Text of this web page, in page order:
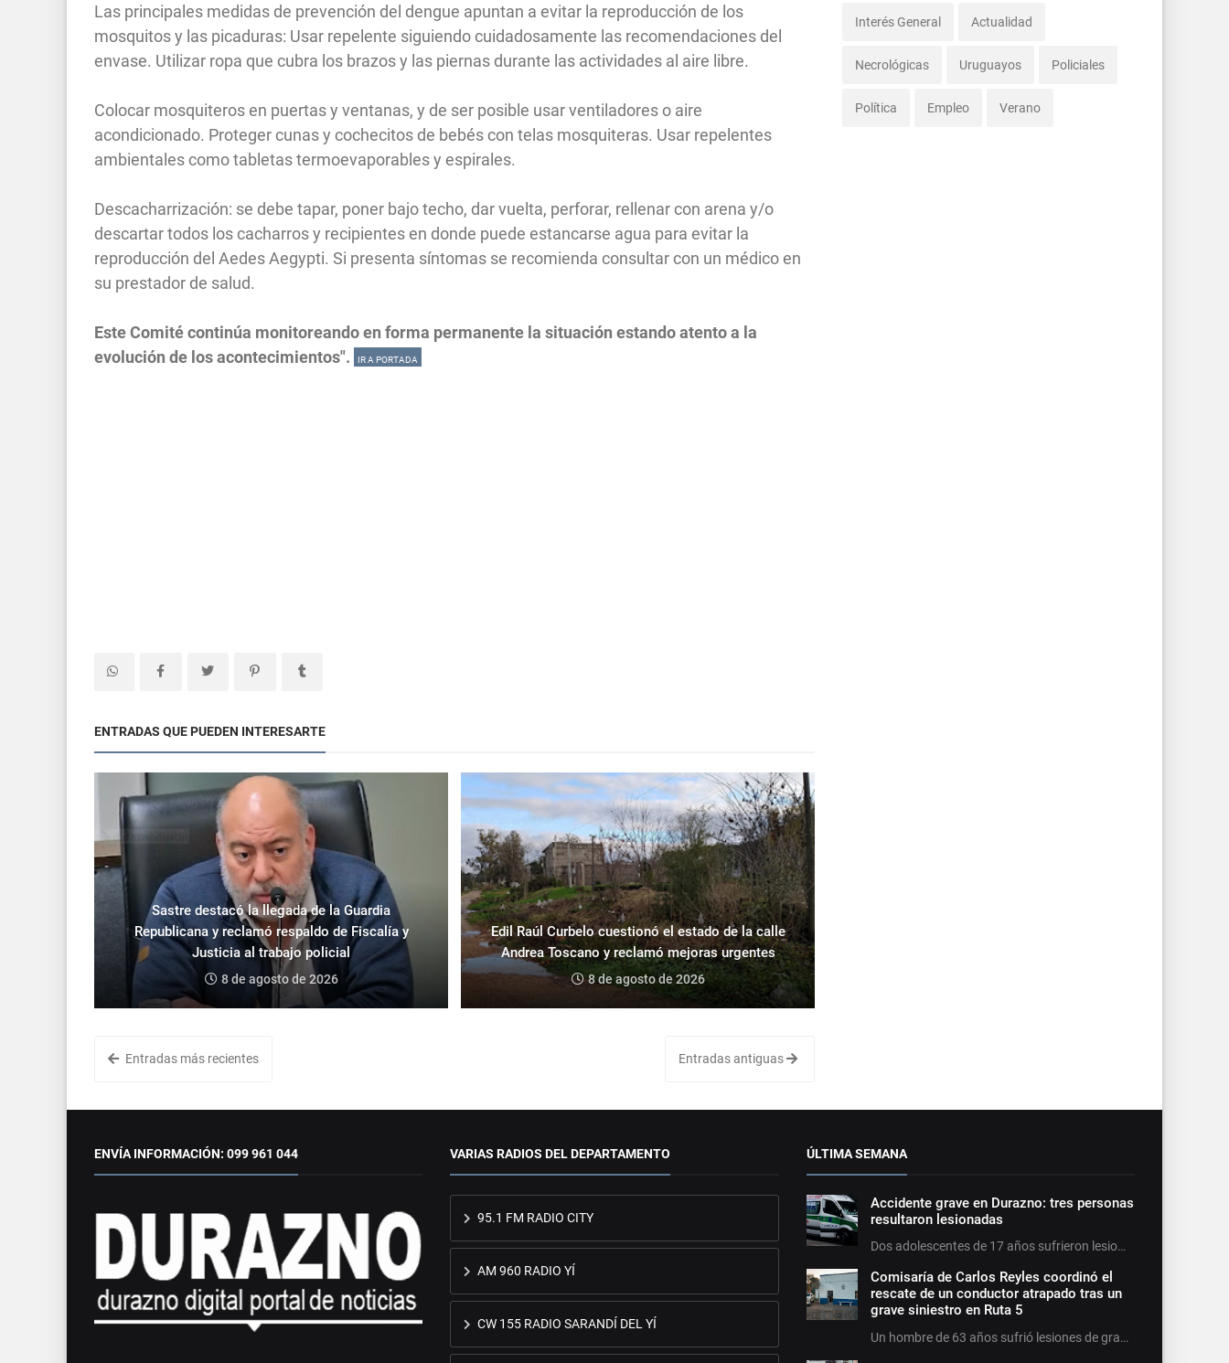
Las principales medidas de prevención del dengue apuntan a evitar la reproducción de los
mosquitos y las picaduras: Usar repelente siguiendo cuidadosamente las recomendaciones del
envase. Utilizar ropa que cubra los brazos y las piernas durante las actividades al aire libre.
Colocar mosquiteros en puertas y ventanas, y de ser posible usar ventiladores o aire
acondicionado. Proteger cunas y cochecitos de bebés con telas mosquiteras. Usar repelentes
ambientales como tabletas termoevaporables y espirales.
Descacharrización: se debe tapar, poner bajo techo, dar vuelta, perforar, rellenar con arena y/o
descartar todos los cacharros y recipientes en donde puede estancarse agua para evitar la
reproducción del Aedes Aegypti. Si presenta síntomas se recomienda consultar con un médico en
su prestador de salud.
Este Comité continúa monitoreando en forma permanente la situación estando atento a la
evolución de los acontecimientos".
IR A PORTADA
ENTRADAS QUE PUEDEN INTERESARTE
Sastre destacó la llegada de la Guardia
Republicana y reclamó respaldo de Fiscalía y
Justicia al trabajo policial
8 de agosto de 2026
Edil Raúl Curbelo cuestionó el estado de la calle
Andrea Toscano y reclamó mejoras urgentes
8 de agosto de 2026
Entradas más recientes Entradas antiguas
Interés General Actualidad
Necrológicas Uruguayos Policiales
Política Empleo Verano
ENVÍA INFORMACIÓN: 099 961 044 VARIAS RADIOS DEL DEPARTAMENTO
95.1 FM RADIO CITY
AM 960 RADIO YÍ
CW 155 RADIO SARANDÍ DEL YÍ
ÚLTIMA SEMANA
Accidente grave en Durazno: tres personas
resultaron lesionadas
Dos adolescentes de 17 años sufrieron lesio…
Comisaría de Carlos Reyles coordinó el
rescate de un conductor atrapado tras un
grave siniestro en Ruta 5
Un hombre de 63 años sufrió lesiones de gra…